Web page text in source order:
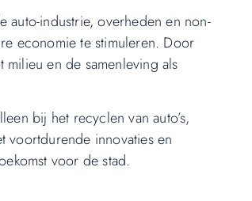
auto-industrie, overheden en non-
economie te stimuleren. Door
en de samenleving als
bij het recyclen van auto’s,
voortdurende innovaties en
voor de stad.